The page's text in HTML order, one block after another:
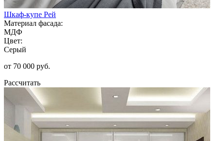
Шкаф-купе Рей
Материал фасада:
МДФ
Цвет:
Серый
от 70 000 руб.
Рассчитать